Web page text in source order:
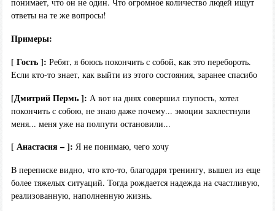
ответы на те же вопросы!
Примеры:
[ Гость ]: Ребят, я боюсь покончить с собой, как это перебороть.
Если кто-то знает, как выйти из этого состояния, заранее спасибо
[Дмитрий Пермь ]: А вот на днях совершил глупость, хотел
покончить с собою, не знаю даже почему... эмоции захлестнули
меня... меня уже на полпути остановили...
[ Анастасия – ]: Я не понимаю, чего хочу
В переписке видно, что кто-то, благодаря тренингу, вышел из еще
более тяжелых ситуаций. Тогда рождается надежда на счастливую,
реализованную, наполненную жизнь.